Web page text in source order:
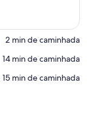
‪2 min de caminhada‬
‪14 min de caminhada‬
‪15 min de caminhada‬